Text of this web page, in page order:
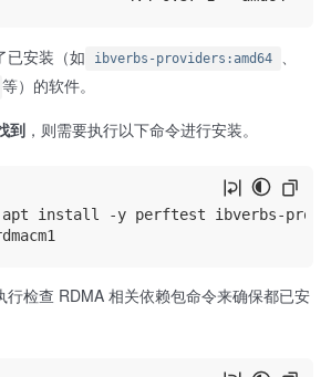
已安装（如 ibverbs-providers:amd64
等）的软件。
到 ，则需要执行以下命令进行安装。
apt install -y perftest ibverbs-
行检查 RDMA 相关依赖包命令来确保都已安